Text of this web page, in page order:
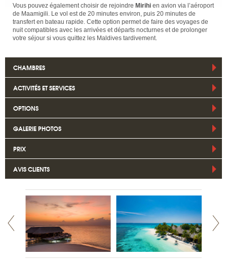
Vous pouvez également choisir de rejoindre Mirihi en avion via l’aéroport
de Maamigili. Le vol est de 20 minutes environ, puis 20 minutes de
transfert en bateau rapide. Cette option permet de faire des voyages de
nuit compatibles avec les arrivées et départs nocturnes et de prolonger
votre séjour si vous quittez les Maldives tardivement.
CHAMBRES
ACTIVITÉS ET SERVICES
OPTIONS
GALERIE PHOTOS
PRIX
AVIS CLIENTS